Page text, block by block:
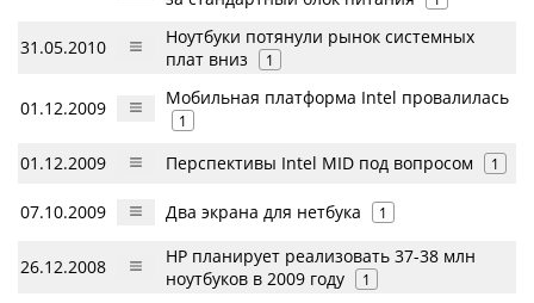
31.05.2010
Ноутбуки потянули рынок системных
плат вниз
1
01.12.2009 Мобильная платформа Intel провалилась
1
01.12.2009 Перспективы Intel MID под вопросом 1
07.10.2009 Два экрана для нетбука 1
26.12.2008
HP планирует реализовать 37-38 млн
ноутбуков в 2009 году
1